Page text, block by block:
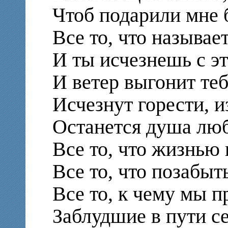
Чтоб подарили мне
Все то, что
И ты исчезнешь с
И ветер выгонит
Исчезнут горести,
Останется душа
Все то, что жизнью
Все то, что
Все то, к чему мы
Заблудшие в пути